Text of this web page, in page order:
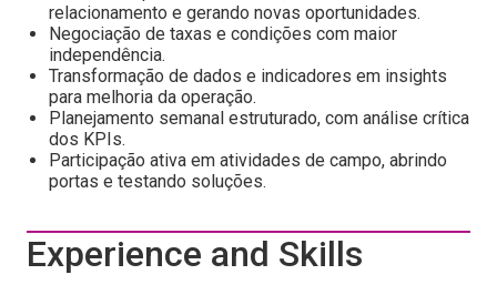
relacionamento e gerando novas oportunidades.
Negociação de taxas e condições com maior
independência.
Transformação de dados e indicadores em insights
para melhoria da operação.
Planejamento semanal estruturado, com análise crítica
dos KPIs.
Participação ativa em atividades de campo, abrindo
portas e testando soluções.
Experience and Skills